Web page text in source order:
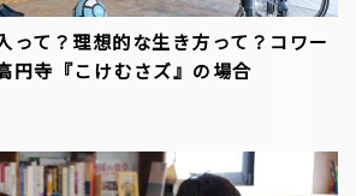
って？理想的な生き方って？コワー
円寺『こけむさズ』の場合